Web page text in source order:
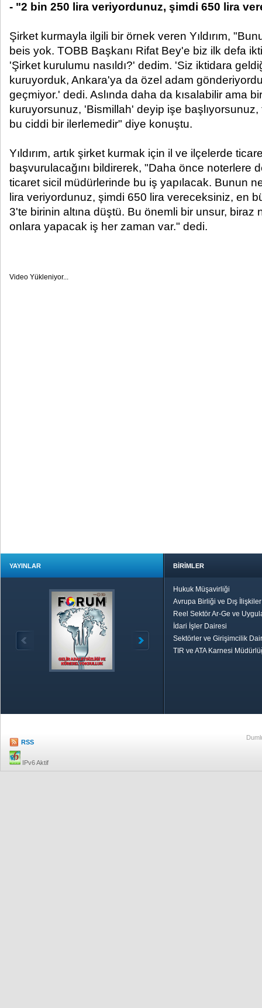
- "2 bin 250 lira veriyordunuz, şimdi 650 lira
Şirket kurmayla ilgili bir örnek veren Yıldırım,
beis yok. TOBB Başkanı Rifat Bey'e biz ilk defa
'Şirket kurulumu nasıldı?' dedim. 'Siz iktidara
kuruyorduk, Ankara'ya da özel adam
geçmiyor.' dedi. Aslında daha da kısalabilir ama
kuruyorsunuz, 'Bismillah' deyip işe
bu ciddi bir ilerlemedir" diye konuştu.
Yıldırım, artık şirket kurmak için il ve ilçelerde
başvurulacağını bildirerek, "Daha önce noterlere
ticaret sicil müdürlerinde bu iş yapılacak. Bunun
lira veriyordunuz, şimdi 650 lira vereceksiniz, en
3'te birinin altına düştü. Bu önemli bir unsur, biraz
onlara yapacak iş her zaman var." dedi.
Video Yükleniyor...
YAYINLAR BİRİMLER
Hukuk Müşavirliği
Avrupa Birliği ve Dış
Reel Sektör Ar-Ge ve
İdari İşler Dairesi
Sektörler ve Girişimcilik
TIR ve ATA Karnesi
RSS
IPv6 Aktif